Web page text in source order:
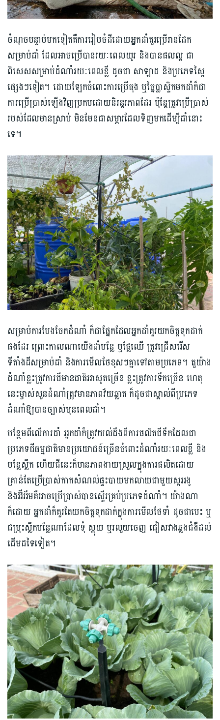
ចំណុចបន្ទាប់មកទៀតគឺការរៀបចំដីដោយអ្នកដាំគួរប្រើរានដែក
សម្រាប់ដាំ ដែលអាចប្រើបានរយៈពេលយូរ និងបានផលល្អ ជា
ពិសេសសម្រាប់ដំណាំរយៈពេលខ្លី ដូចជា សាឡាដ និងប្រភេទស្ពៃ
ផ្សេងៗទៀត។ ដោយឡែកចំពោះការប្រើធុង ឬច្នៃប្លាស្ទិកមកដាំក៏ជា
ការប្រើប្រាស់ឡើងវិញប្រកបដោយនិរន្តរភាពដែរ ប៉ុន្តែត្រូវប្រើប្រាស់
របស់ដែលមានស្រាប់ មិនមែនជាសម្ភារដែលទិញមកដើម្បីដាំនោះ
ទេ។
សម្រាប់ការបែងចែកដំណាំ ក៏ជាផ្នែកដែលអ្នកដាំគួរយកចិត្តទុកដាក់
ផងដែរ ព្រោះកាលណាយើងដាំបន្លែ ឬផ្លែឈើ ត្រូវជ្រើសរើស
ទីតាំងដីសម្រាប់ដាំ និងការមើលថែខុសៗគ្នាទៅតាមប្រភេទ។ តួយ៉ាង
ដំណាំខ្លះត្រូវការជីមានជាតិអាសូតច្រើន ខ្លះត្រូវការទឹកច្រើន ហេតុ
នេះម្ចាស់សួនដំណាំត្រូវមានភាពវ័យឆ្លាត ក៏ដូចជាស្គាល់ពីប្រភេទ
ដំណាំឱ្យបានច្បាស់មុនពេលដាំ។
បន្ថែមពីលើការដាំ អ្នកដាំក៏ត្រូវយល់ដឹងពីការផលិតជីទឹកដែលជា
ប្រភេទជីធម្មជាតិមានប្រយោជន៍ច្រើនចំពោះដំណាំរយៈពេលខ្លី និង
បន្លែស្លឹក ហើយជីនេះក៏មានភាពងាយស្រួលក្នុងការផលិតដោយ
គ្រាន់តែប្រើប្រាស់កាកសំណល់ផ្ទះបាយមកលាយជាមួយស្កររងូ
និងអ៊ីអឹមគឺអាចប្រើប្រាស់បានស្ទើរគ្រប់ប្រភេទដំណាំ។ យ៉ាងណា
ក៏ដោយ អ្នកដាំក៏គួរតែយកចិត្តទុកដាក់ក្នុងការមើលថែទាំ ដូចជាបេះ ឬ
ជម្រុះស្លឹកបន្លែណាដែលទុំ ស្អុយ ឬរលួយចេញ ជៀសវាងឆ្លងជំងឺដល់
ដើមដទៃទៀត។